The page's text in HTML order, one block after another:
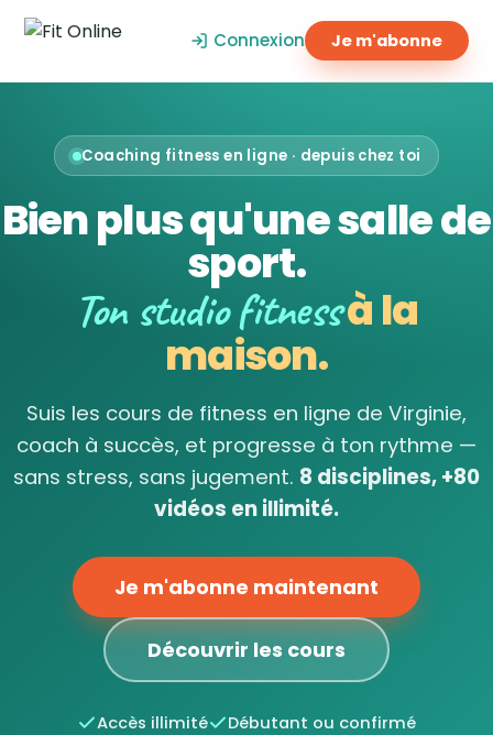
Connexion Je m'abonne
Coaching fitness en ligne · depuis chez toi
Bien plus qu'une salle de
sport.
Ton studio fitnessà la
maison.
Suis les cours de fitness en ligne de Virginie,
coach à succès, et progresse à ton rythme —
sans stress, sans jugement. 8 disciplines, +80
vidéos en illimité.
Je m'abonne maintenant
Découvrir les cours
Accès illimité
Débutant ou confirmé